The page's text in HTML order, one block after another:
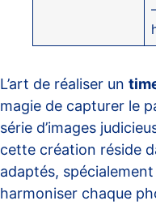
L’art de réaliser un
magie de capturer le
série d’images
cette création réside
adaptés,
harmoniser chaque